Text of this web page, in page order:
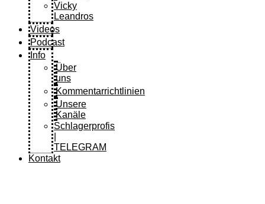
Vicky
Leandros
Videos
Podcast
Info
Über
uns
Kommentarrichtlinien
Unsere
Kanäle
Schlagerprofis
TELEGRAM
Kontakt